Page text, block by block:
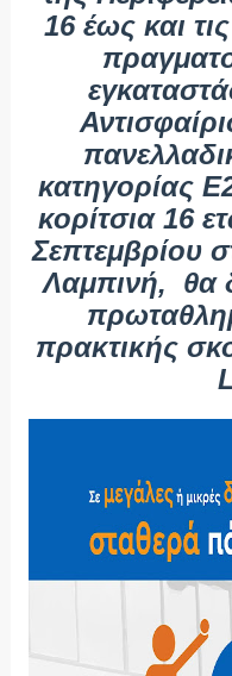
16 έως και
κατηγορίας
κορίτσια 16
Σεπτεμβρίου
Λαμπινή, θα
πρακτικής